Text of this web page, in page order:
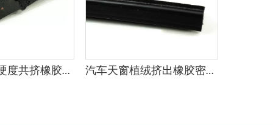
海绵致密双硬度共挤橡胶密封条 汽车天窗植绒挤出橡胶密封条